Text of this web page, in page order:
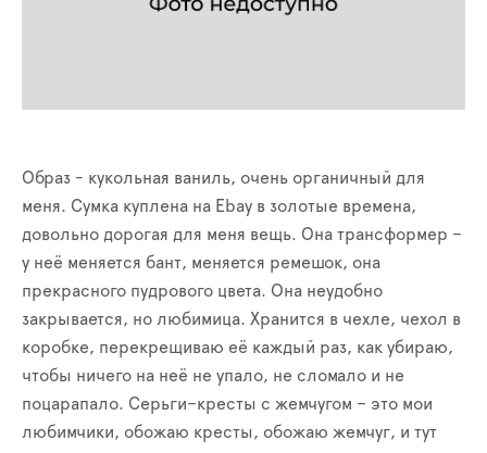
Образ - кукольная ваниль, очень органичный для
меня. Сумка куплена на Ebay в золотые времена,
довольно дорогая для меня вещь. Она трансформер –
у неё меняется бант, меняется ремешок, она
прекрасного пудрового цвета. Она неудобно
закрывается, но любимица. Хранится в чехле, чехол в
коробке, перекрещиваю её каждый раз, как убираю,
чтобы ничего на неё не упало, не сломало и не
поцарапало. Серьги–кресты с жемчугом – это мои
любимчики, обожаю кресты, обожаю жемчуг, и тут